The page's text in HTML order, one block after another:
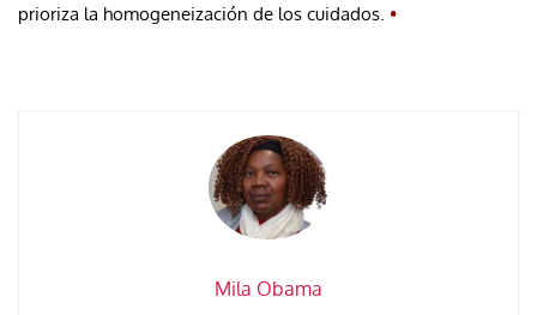
prioriza la homogeneización de los cuidados. •
Mila Obama